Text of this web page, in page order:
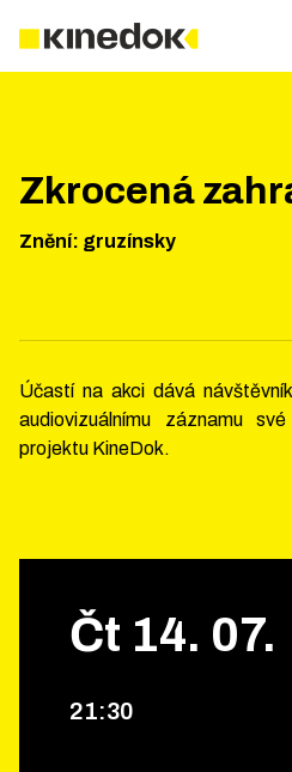
Zkrocená
Znění: gruzínsky
Účastí na akci dává
audiovizuálnímu záznamu
projektu KineDok.
Čt 14. 07.
21:30